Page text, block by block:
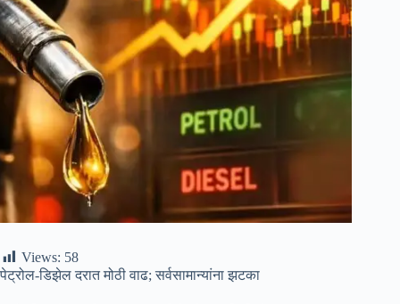
Views: 58
पेट्रोल-डिझेल दरात मोठी वाढ; सर्वसामान्यांना झटका